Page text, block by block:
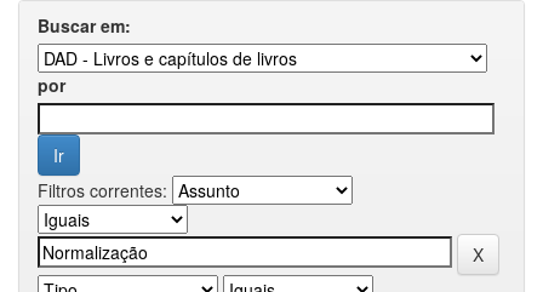
Buscar em:
por
Filtros correntes: